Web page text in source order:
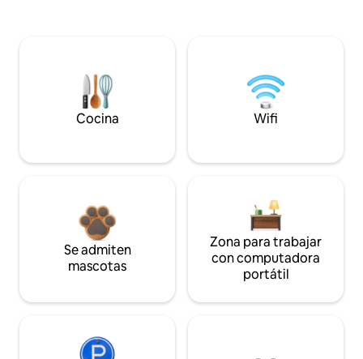
Cocina Wifi
Se admiten
mascotas
Zona para trabajar
con computadora
portátil